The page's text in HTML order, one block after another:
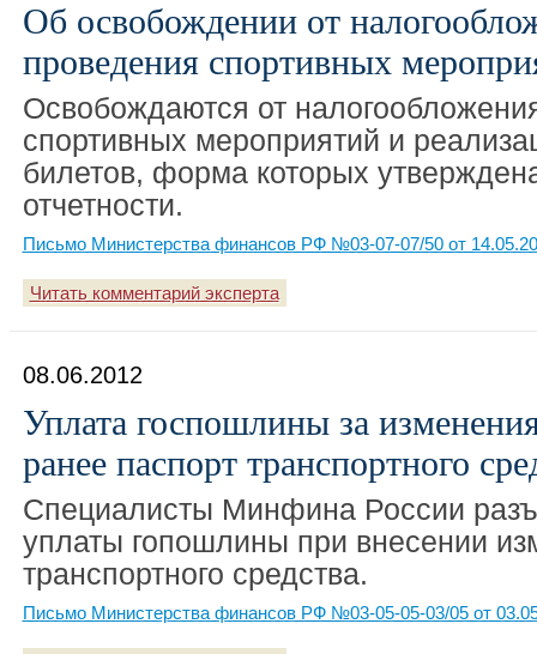
Об освобождении от
проведения спортивных
Освобождаются от
спортивных мероприятий и
билетов, форма которых
отчетности.
Письмо Министерства финансов РФ №03-07-07/50 от
Читать комментарий эксперта
08.06.2012
Уплата госпошлины за
ранее паспорт транспортного
Специалисты Минфина России
уплаты гопошлины при внесении
транспортного средства.
Письмо Министерства финансов РФ №03-05-05-03/05 от